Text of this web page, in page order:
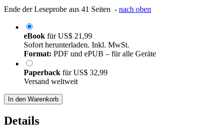
Ende der Leseprobe aus 41 Seiten - nach oben
eBook fürUS$ 21,99
Sofort herunterladen. Inkl. MwSt.
Format: PDF und ePUB – für alle Geräte
Paperback fürUS$ 32,99
Versand weltweit
In den Warenkorb
Details